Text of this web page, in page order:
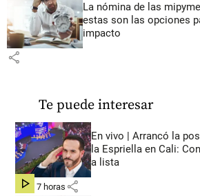
La nómina de las
estas son las opciones
impacto
share
Te puede interesar
En vivo | Arrancó la
la Espriella en Cali:
a lista
hace 7 horas share